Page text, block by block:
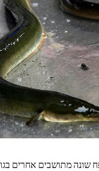
שונה מתושבים אחרים